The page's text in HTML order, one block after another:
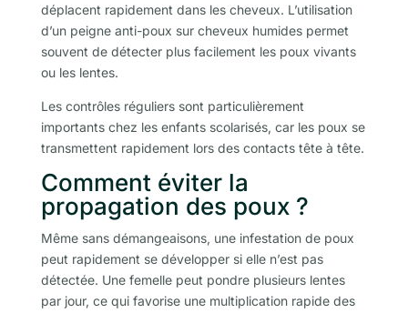
déplacent rapidement dans les cheveux. L’utilisation
d’un peigne anti-poux sur cheveux humides permet
souvent de détecter plus facilement les poux vivants
ou les lentes.
Les contrôles réguliers sont particulièrement
importants chez les enfants scolarisés, car les poux se
transmettent rapidement lors des contacts tête à tête.
Comment éviter la
propagation des poux ?
Même sans démangeaisons, une infestation de poux
peut rapidement se développer si elle n’est pas
détectée. Une femelle peut pondre plusieurs lentes
par jour, ce qui favorise une multiplication rapide des